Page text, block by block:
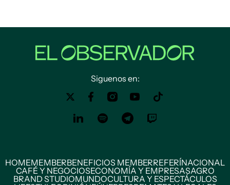
Siguenos en:
HOMEMEMBERBENEFICIOS MEMBERREFERÍNACIONAL
CAFÉ Y NEGOCIOSECONOMÍA Y EMPRESASAGRO
BRAND STUDIOMUNDOCULTURA Y ESPECTÁCULOS